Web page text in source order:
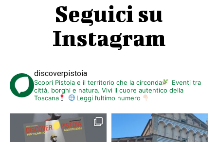
Seguici su
Instagram
discoverpistoia
Scopri Pistoia e il territorio che la circonda
Eventi tra
città, borghi e natura. Vivi il cuore autentico della
Toscana
Leggi l’ultimo numero